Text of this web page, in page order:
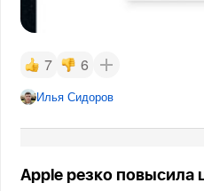
7 6
Илья Сидоров
Apple резко повысила